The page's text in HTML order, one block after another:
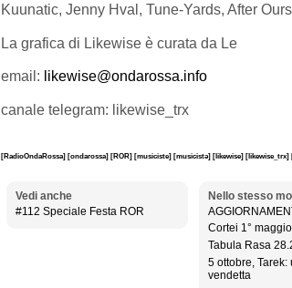
Kuunatic, Jenny Hval, Tune-Yards, After
La grafica di Likewise è curata da Le
email: likewise@ondarossa.info
canale telegram: likewise_trx
[RadioOndaRossa] [ondarossa] [ROR] [musiciste] [musicistə] [likewise] [likewise_trx]
Vedi anche
#112 Speciale Festa ROR
Nello stesso
Cortei 1°
Tabula Rasa
5 ottobre,
vendetta